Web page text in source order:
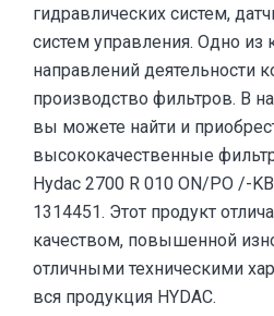
гидравлических систем,
систем управления. Одно
направлений деятельности
производство фильтров. В
вы можете найти и
высококачественные
Hydac 2700 R 010 ON/PO /-
1314451. Этот продукт
качеством, повышенной
отличными техническими
вся продукция HYDAC.